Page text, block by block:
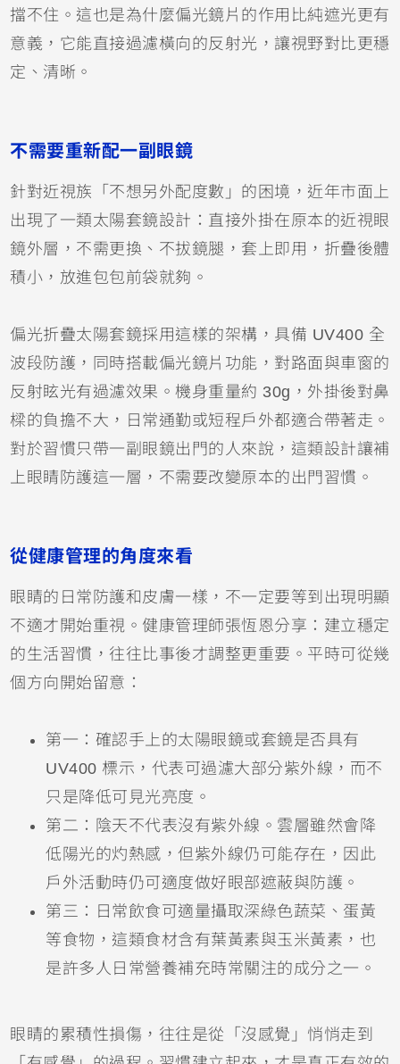
擋不住。這也是為什麼偏光鏡片的作用比純遮光更有
意義，它能直接過濾橫向的反射光，讓視野對比更穩
定、清晰。
不需要重新配一副眼鏡
針對近視族「不想另外配度數」的困境，近年市面上
出現了一類太陽套鏡設計：直接外掛在原本的近視眼
鏡外層，不需更換、不拔鏡腿，套上即用，折疊後體
積小，放進包包前袋就夠。
偏光折疊太陽套鏡採用這樣的架構，具備 UV400 全
波段防護，同時搭載偏光鏡片功能，對路面與車窗的
反射眩光有過濾效果。機身重量約 30g，外掛後對鼻
樑的負擔不大，日常通勤或短程戶外都適合帶著走。
對於習慣只帶一副眼鏡出門的人來說，這類設計讓補
上眼睛防護這一層，不需要改變原本的出門習慣。
從健康管理的角度來看
眼睛的日常防護和皮膚一樣，不一定要等到出現明顯
不適才開始重視。健康管理師張恆恩分享：建立穩定
的生活習慣，往往比事後才調整更重要。平時可從幾
個方向開始留意：
第一：確認手上的太陽眼鏡或套鏡是否具有
UV400 標示，代表可過濾大部分紫外線，而不
只是降低可見光亮度。
第二：陰天不代表沒有紫外線。雲層雖然會降
低陽光的灼熱感，但紫外線仍可能存在，因此
戶外活動時仍可適度做好眼部遮蔽與防護。
第三：日常飲食可適量攝取深綠色蔬菜、蛋黃
等食物，這類食材含有葉黃素與玉米黃素，也
是許多人日常營養補充時常關注的成分之一。
眼睛的累積性損傷，往往是從「沒感覺」悄悄走到